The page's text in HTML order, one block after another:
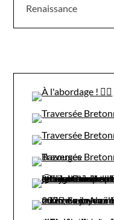
Renaissance